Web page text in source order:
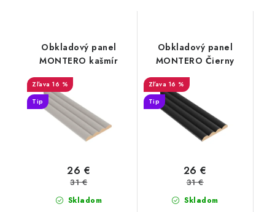
Obkladový panel
MONTERO kašmír
16 %
Tip
Skladom
26 €
31 €
Obkladový panel
MONTERO Čierny
16 %
Tip
Skladom
26 €
31 €